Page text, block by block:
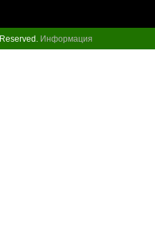
Информация